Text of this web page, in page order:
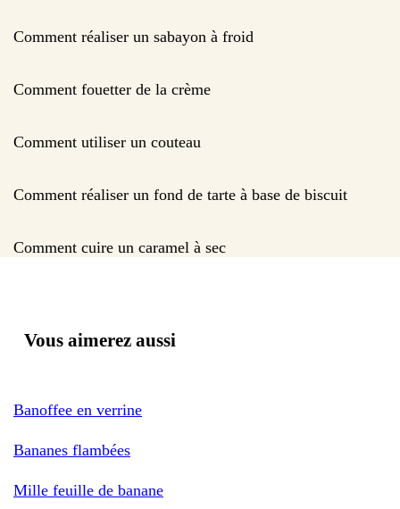
Comment réaliser un sabayon à froid
Comment fouetter de la crème
Comment utiliser un couteau
Comment réaliser un fond de tarte à base de biscuit
Comment cuire un caramel à sec
Vous aimerez aussi
Banoffee en verrine
Bananes flambées
Mille feuille de banane